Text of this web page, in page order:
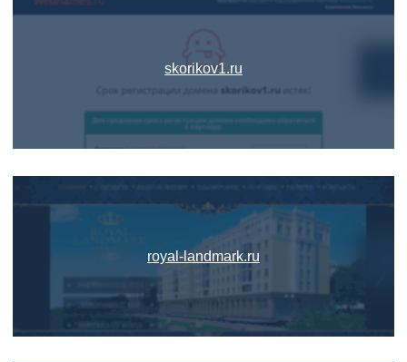
skorikov1.ru
royal-landmark.ru